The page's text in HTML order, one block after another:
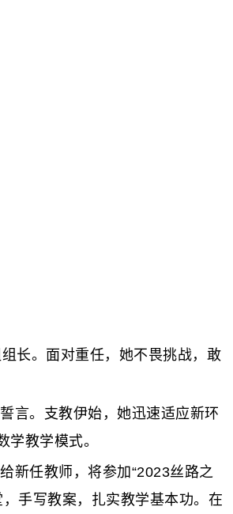
长。面对重任，她不畏挑战，敢
言。支教伊始，她迅速适应新环
教学模式。
新任教师，将参加“2023丝路之
手写教案，扎实教学基本功。在